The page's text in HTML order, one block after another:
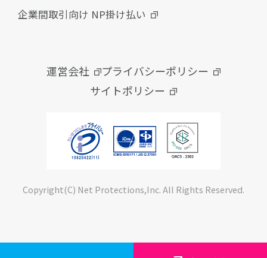
企業間取引向け NP掛け払い
運営会社
プライバシーポリシー
サイトポリシー
Copyright(C) Net Protections,Inc. All Rights Reserved.